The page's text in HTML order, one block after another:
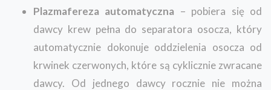
Plazmafereza automatyczna – pobiera się od
dawcy krew pełna do separatora osocza, który
automatycznie dokonuje oddzielenia osocza od
krwinek czerwonych, które są cyklicznie zwracane
dawcy. Od jednego dawcy rocznie nie można